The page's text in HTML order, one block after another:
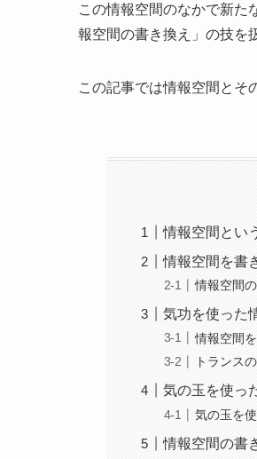
この情報空間のなかで新た
報空間の書き換え」の技を
この記事では情報空間とそ
情報空間とい
情報空間を書
情報空間
気功を使った
情報空間
トランス
気の玉を使っ
気の玉を
情報空間の書